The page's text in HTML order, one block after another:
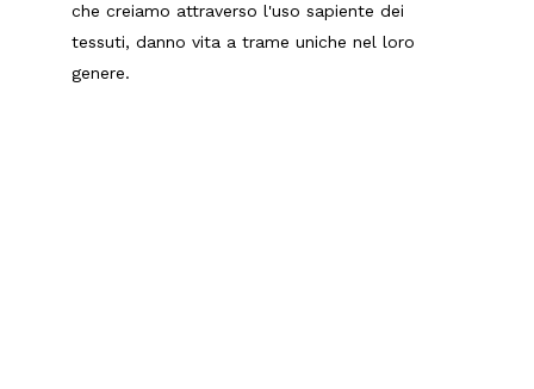
che creiamo attraverso l'uso sapiente dei
tessuti, danno vita a trame uniche nel loro
genere.